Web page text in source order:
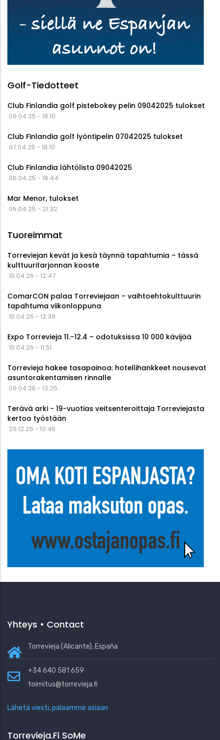
Golf-Tiedotteet
Club Finlandia golf pistebokey pelin 09042025 tulokset
09.04.25 - 18:10
Club Finlandia golf lyöntipelin 07042025 tulokset
07.04.25 - 18:10
Club Finlandia lähtölista 09042025
06.04.25 - 18:44
Mar Menor, tulokset
05.04.25 - 21:32
Tuoreimmat
Torreviejan kevät ja kesä täynnä tapahtumia – tässä
kulttuuritarjonnan kooste
10.04.26 - 12:47
ComarCON palaa Torreviejaan – vaihtoehtokulttuurin
tapahtuma viikonloppuna
10.04.26 - 12:38
Expo Torrevieja 11.-12.4 – odotuksissa 10 000 kävijää
10.04.26 - 11:51
Torrevieja hakee tasapainoa: hotellihankkeet nousevat
asuntorakentamisen rinnalle
09.04.26 - 13:25
Terävä arki - 19-vuotias veitsenteroittaja Torreviejasta
kertoo työstään
29.12.25 - 13:46
Yhteys • Contact
Torrevieja (Alicante), España
+34 640 581 659
toimitus@torrevieja.fi
Lähetä viesti, palaamme asiaan
Torrevieja.fi SoMe